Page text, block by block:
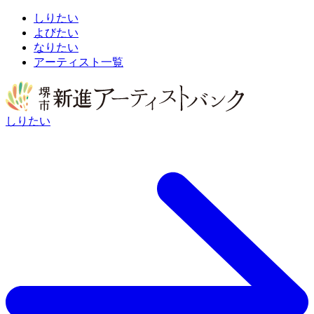
しりたい
よびたい
なりたい
アーティスト一覧
しりたい